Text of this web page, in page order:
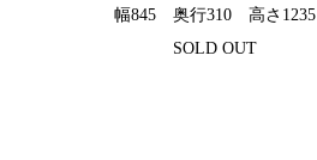
幅845 奥行310 高さ1235
SOLD OUT